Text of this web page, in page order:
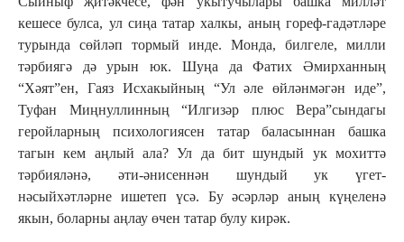
кешесе булса, ул сиңа татар халкы, аның гореф-гадәтләре
турында сөйләп тормый инде. Монда, билгеле, милли
тәрбиягә дә урын юк. Шуңа да Фатих Әмирханның
“Хәят”ен, Гаяз Исхакыйның “Ул әле өйләнмәгән иде”,
Туфан Миңнуллинның “Илгизәр плюс Вера”сындагы
геройларның психологиясен татар баласыннан башка
тагын кем аңлый ала? Ул да бит шундый ук мохиттә
тәрбияләнә, әти-әнисеннән шундый ук үгет-
нәсыйхәтләрне ишетеп үсә. Бу әсәрләр аның күңеленә
якын, боларны аңлау өчен татар булу кирәк.